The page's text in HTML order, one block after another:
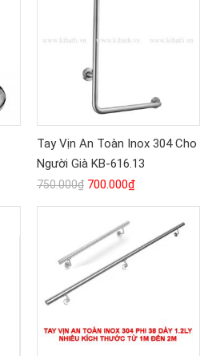
Tay Vịn An Toàn Inox 304 Cho
Người Già KB-616.13
750.000₫ 700.000₫